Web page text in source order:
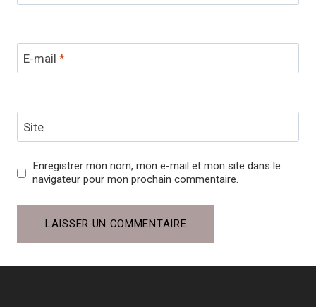
E-mail *
Site
Enregistrer mon nom, mon e-mail et mon site dans le
navigateur pour mon prochain commentaire.